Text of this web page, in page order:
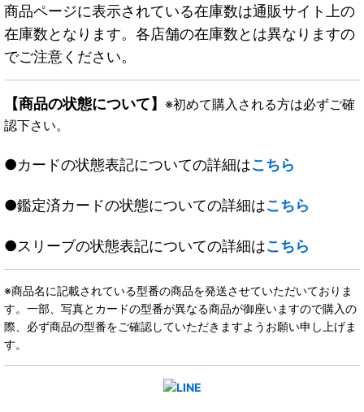
商品ページに表示されている在庫数は通販サイト上の
在庫数となります。各店舗の在庫数とは異なりますの
でご注意ください。
【商品の状態について】 ※初めて購入される方は必ずご確
認下さい。
●カードの状態表記についての詳細はこちら
●鑑定済カードの状態についての詳細はこちら
●スリーブの状態表記についての詳細はこちら
※商品名に記載されている型番の商品を発送させていただいておりま
す。一部、写真とカードの型番が異なる商品が御座いますので購入の
際、必ず商品の型番をご確認していただきますようお願い申し上げま
す。